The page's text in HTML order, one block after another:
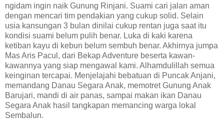
ngidam ingin naik Gunung Rinjani. Suami cari jalan aman
dengan mencari tim pendakian yang cukup solid. Selain
usia kansungan 3 bulan dinilai cukup rentan juga saat itu
kondisi suami belum pulih benar. Luka di kaki karena
ketiban kayu di kebun belum sembuh benar. Akhirnya jumpa
Mas Aris Pacul, dari Bekap Adventure beserta kawan-
kawannya yang siap mengawal kami. Alhamdulillah semua
keinginan tercapai. Menjelajahi bebatuan di Puncak Anjani,
memandang Danau Segara Anak, memotret Gunung Anak
Barujari, mandi di air panas, sampai makan ikan Danau
Segara Anak hasil tangkapan memancing warga lokal
Sembalun.